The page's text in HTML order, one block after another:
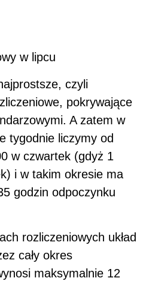
w lipcu
czyli
pokrywające
A zatem w
tygodnie liczymy od
w czwartek (gdyż 1
i w takim okresie ma
godzin odpoczynku
rozliczeniowych układ
cały okres
maksymalnie 12